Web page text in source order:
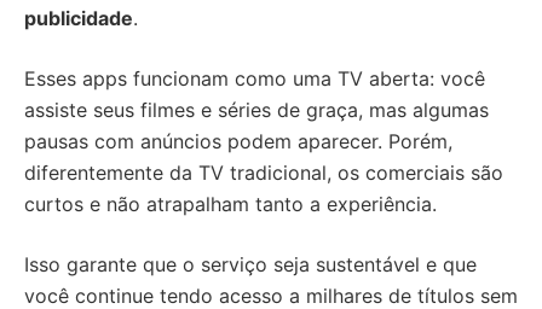
publicidade.
Esses apps funcionam como uma TV aberta: você
assiste seus filmes e séries de graça, mas algumas
pausas com anúncios podem aparecer. Porém,
diferentemente da TV tradicional, os comerciais são
curtos e não atrapalham tanto a experiência.
Isso garante que o serviço seja sustentável e que
você continue tendo acesso a milhares de títulos sem